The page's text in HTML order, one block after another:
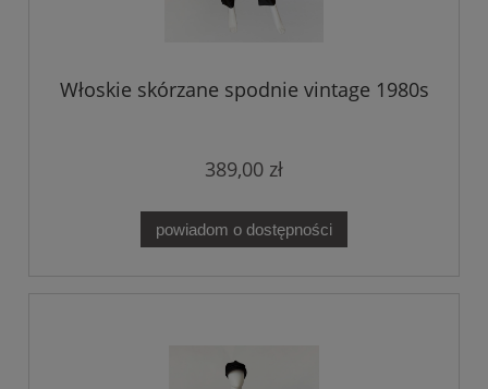
Włoskie skórzane spodnie vintage 1980s
389,00 zł
powiadom o dostępności